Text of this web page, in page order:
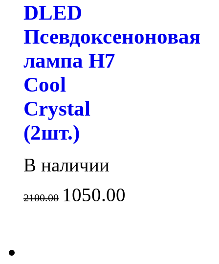
DLED
Псевдоксеноновая
лампа H7
Cool
Crystal
(2шт.)
В наличии
2100.00 1050.00